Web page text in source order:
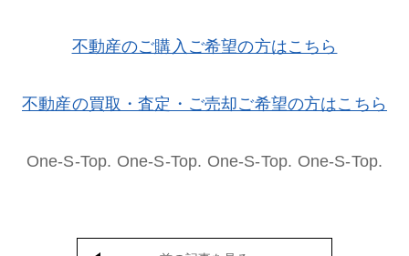
不動産のご購入ご希望の方はこちら
不動産の買取・査定・ご売却ご希望の方はこちら
One-S-Top. One-S-Top. One-S-Top. One-S-Top.